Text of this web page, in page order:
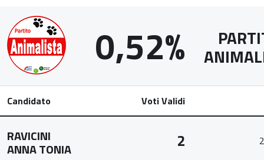
0,52%
Candidato Voti Validi
RAVICINI
ANNA TONIA 2